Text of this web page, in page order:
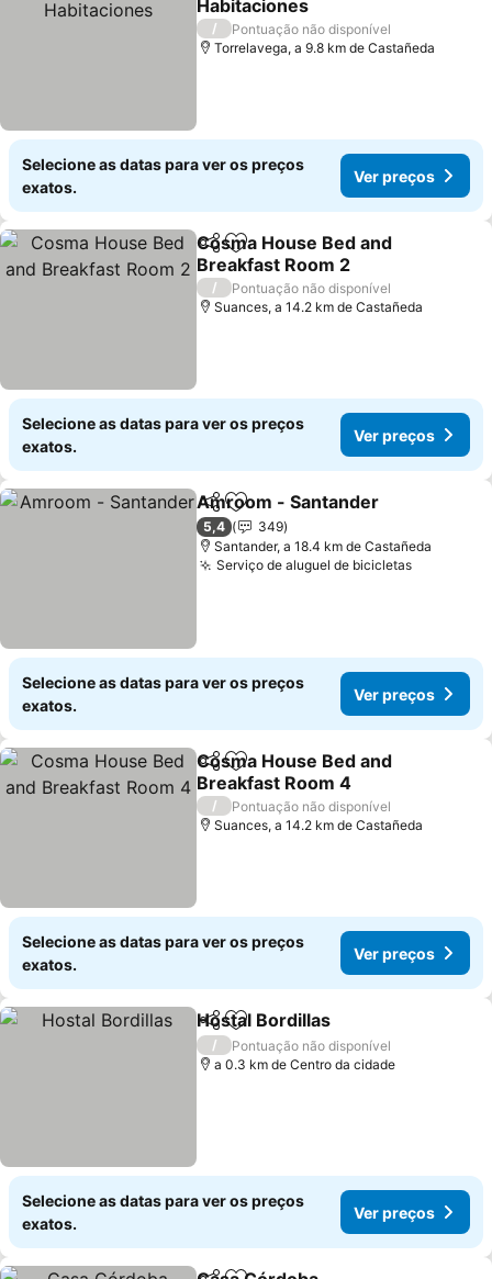
Habitaciones
Ver preços
/
Pontuação não disponível
Torrelavega, a 9.8 km de Castañeda
Selecione as datas para ver os preços
exatos.
Ver preços
PartilharAdicionar aos favoritos
Cosma House Bed and
Breakfast Room 2
Ver preços
/
Pontuação não disponível
Suances, a 14.2 km de Castañeda
Selecione as datas para ver os preços
exatos.
Ver preços
PartilharAdicionar aos favoritos
Amroom - Santander
5,4
349
Santander, a 18.4 km de Castañeda
Serviço de aluguel de bicicletasVer
Selecione as datas para ver os preços
exatos.
Ver preços
PartilharAdicionar aos favoritos
Cosma House Bed and
Breakfast Room 4
Ver preços
/
Pontuação não disponível
Suances, a 14.2 km de Castañeda
Selecione as datas para ver os preços
exatos.
Ver preços
PartilharAdicionar aos favoritos
Hostal Bordillas
/
Pontuação não disponível
a 0.3 km de Centro da cidade
Selecione as datas para ver os preços
exatos.
Ver preços